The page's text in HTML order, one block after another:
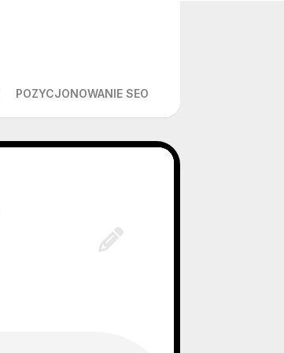
POZYCJONOWANIE SEO